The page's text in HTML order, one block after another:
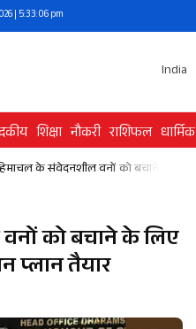
| 5:33:06 pm
India
शिक्षा नौकरी राशिफल धार्मिक
के संवेदनशील वनों को बचाने के लिए
को बचाने के लिए
प्लान तैयार